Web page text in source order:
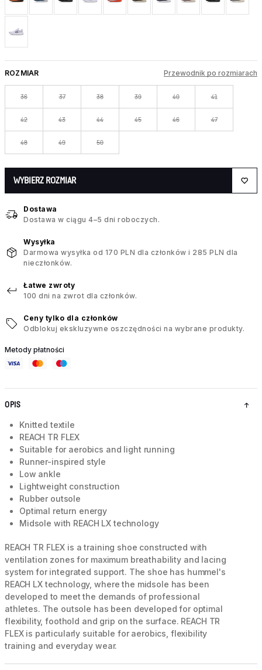
ROZMIAR Przewodnik po rozmiarach
36 37 38 39 40 41
42 43 44 45 46 47
48 49 50
WYBIERZ ROZMIAR
Dostawa
Dostawa w ciągu 4–5 dni roboczych.
Wysyłka
Darmowa wysyłka od 170 PLN dla członków i 285 PLN dla
nieczłonków.
Łatwe zwroty
100 dni na zwrot dla członków.
Ceny tylko dla członków
Odblokuj ekskluzywne oszczędności na wybrane produkty.
Metody płatności
OPIS
Knitted textile
REACH TR FLEX
Suitable for aerobics and light running
Runner-inspired style
Low ankle
Lightweight construction
Rubber outsole
Optimal return energy
Midsole with REACH LX technology
REACH TR FLEX is a training shoe constructed with
ventilation zones for maximum breathability and lacing
system for integrated support. The shoe has hummel's
REACH LX technology, where the midsole has been
developed to meet the demands of professional
athletes. The outsole has been developed for optimal
flexibility, foothold and grip on the surface. REACH TR
FLEX is particularly suitable for aerobics, flexibility
training and everyday wear.